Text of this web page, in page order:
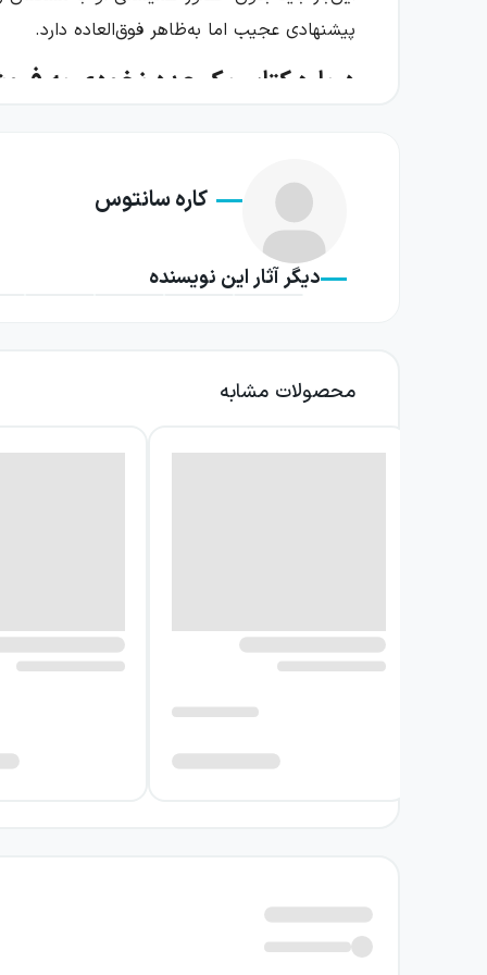
پیشنهادی عجیب اما به‌ظاهر فوق‌العاده دارد.
درباره کتاب یک عدد نخودی به
تصمیم‌گیری‌ها کمکش کند. ارتباط آن‌ها از طریق
ایده اصلی داستان از یک احساس آشنا شروع
اسکار از نخودی عصبانی است و برای این
مشکل پیش‌آمده راه‌های مختلفی را در نظر
می‌دهد.
گاهی همین تفاوت‌ها باعث می‌شود دو دوست
مسیر فکرکردن، اشتباه‌کردن و دوباره تلاش‌کردن
کاره سانتوس
دیگر آثار این نویسنده
محصولات مشابه